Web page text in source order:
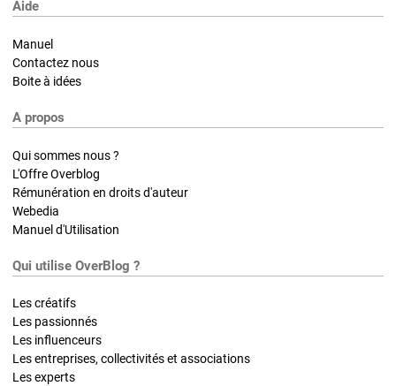
Aide
Manuel
Contactez nous
Boite à idées
A propos
Qui sommes nous ?
L'Offre Overblog
Rémunération en droits d'auteur
Webedia
Manuel d'Utilisation
Qui utilise OverBlog ?
Les créatifs
Les passionnés
Les influenceurs
Les entreprises, collectivités et associations
Les experts